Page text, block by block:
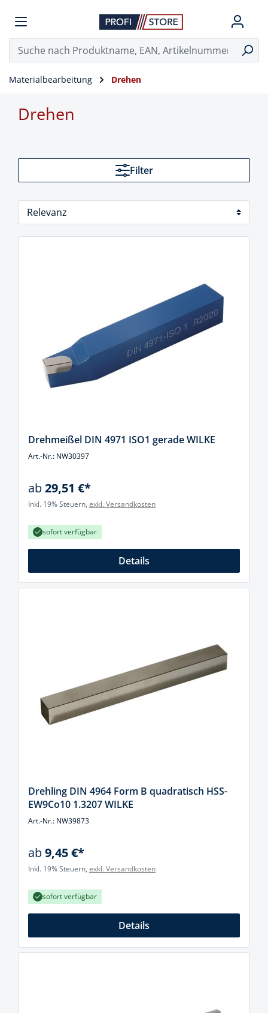
Materialbearbeitung Drehen
Drehen
Filter
Drehmeißel DIN 4971 ISO1 gerade WILKE
Art.-Nr.: NW30397
ab29,51 €*
Inkl. 19% Steuern, exkl. Versandkosten
sofort verfügbar
Details
Drehling DIN 4964 Form B quadratisch HSS-
EW9Co10 1.3207 WILKE
Art.-Nr.: NW39873
ab9,45 €*
Inkl. 19% Steuern, exkl. Versandkosten
sofort verfügbar
Details